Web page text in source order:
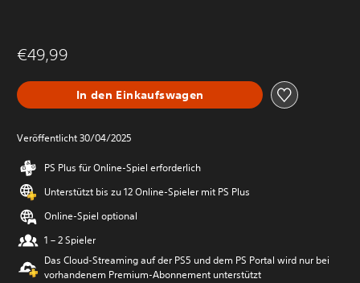
€49,99
In den Einkaufswagen
Veröffentlicht 30/04/2025
PS Plus für Online-Spiel erforderlich
Unterstützt bis zu 12 Online-Spieler mit PS Plus
Online-Spiel optional
1 – 2 Spieler
Das Cloud-Streaming auf der PS5 und dem PS Portal wird nur bei
vorhandenem Premium-Abonnement unterstützt